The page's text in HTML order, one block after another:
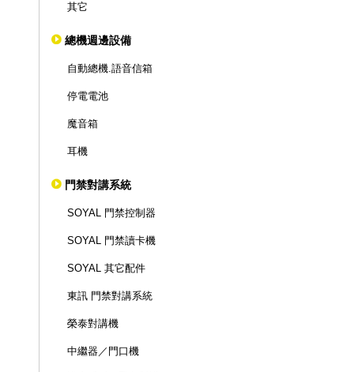
其它
總機週邊設備
自動總機.語音信箱
停電電池
魔音箱
耳機
門禁對講系統
SOYAL 門禁控制器
SOYAL 門禁讀卡機
SOYAL 其它配件
東訊 門禁對講系統
榮泰對講機
中繼器／門口機